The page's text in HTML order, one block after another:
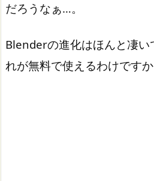
だろうなぁ…。
Blenderの進化はほんと凄い
れが無料で使えるわけですか